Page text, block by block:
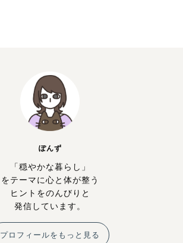
ぽんず
「穏やかな暮らし」
をテーマに心と体が整う
ヒントをのんびりと
発信しています。
プロフィールをもっと見る